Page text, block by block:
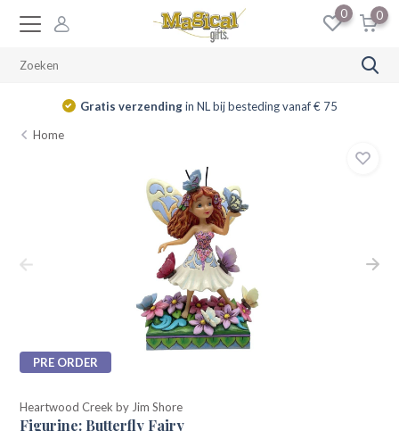
0 0
Gratis verzendingin NL bij besteding vanaf € 75
Home
PRE ORDER
Heartwood Creek by Jim Shore
Figurine: Butterfly Fairy